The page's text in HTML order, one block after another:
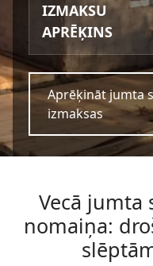
IZMAKSU
APRĒĶINS
Aprēķināt jumta
izmaksas
Vecā jumta
nomaiņa: